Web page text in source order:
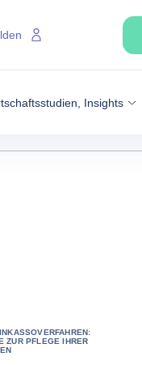
Insights
ZUR PFLEGE IHRER